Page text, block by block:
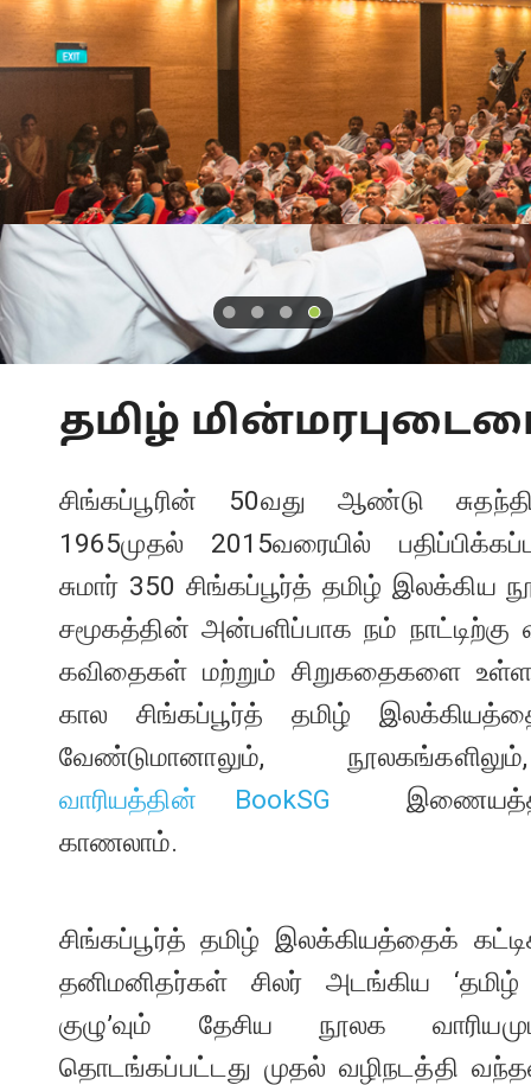
தமிழ்
சிங்கப்பூரின் 50வது ஆண்டு
1965முதல் 2015வரையில்
சுமார் 350 சிங்கப்பூர்த் தமிழ் இலக்கிய
சமூகத்தின் அன்பளிப்பாக நம் நாட்டிற்கு
கவிதைகள் மற்றும் சிறுகதைகளை
கால சிங்கப்பூர்த் தமிழ்
வேண்டுமானாலும்,
வாரியத்தின் BookSG
காணலாம்.
சிங்கப்பூர்த் தமிழ் இலக்கியத்தைக்
தனிமனிதர்கள் சிலர் அடங்கிய
குழு’வும் தேசிய நூலக
தொடங்கப்பட்டது முதல் வழிநடத்தி